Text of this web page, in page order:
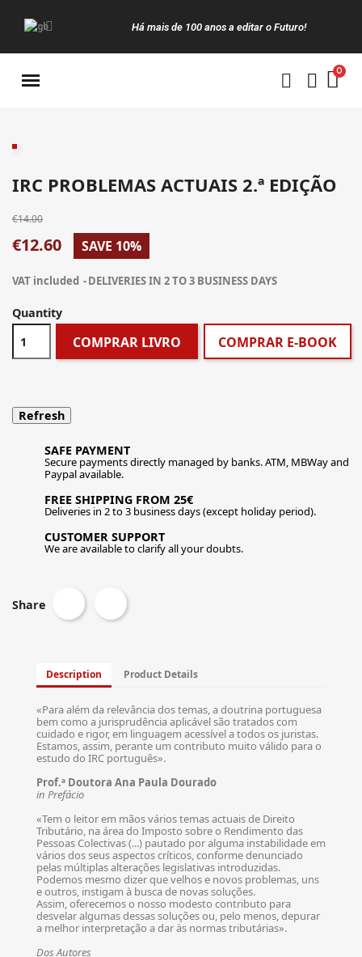
Há mais de 100 anos a editar o Futuro!
IRC PROBLEMAS ACTUAIS 2.ª EDIÇÃO
€14.00
€12.60 SAVE 10%
VAT included DELIVERIES IN 2 TO 3 BUSINESS DAYS
Quantity
COMPRAR LIVRO COMPRAR E-BOOK
SAFE PAYMENT
Secure payments directly managed by banks. ATM, MBWay and
Paypal available.
FREE SHIPPING FROM 25€
Deliveries in 2 to 3 business days (except holiday period).
CUSTOMER SUPPORT
We are available to clarify all your doubts.
Share
Description Product Details
«Para além da relevância dos temas, a doutrina portuguesa
bem como a jurisprudência aplicável são tratados com
cuidado e rigor, em linguagem acessível a todos os juristas.
Estamos, assim, perante um contributo muito válido para o
estudo do IRC português».
Prof.ª Doutora Ana Paula Dourado
in Prefácio
«Tem o leitor em mãos vários temas actuais de Direito
Tributário, na área do Imposto sobre o Rendimento das
Pessoas Colectivas (...) pautado por alguma instabilidade em
vários dos seus aspectos críticos, conforme denunciado
pelas múltiplas alterações legislativas introduzidas.
Podemos mesmo dizer que velhos e novos problemas, uns
e outros, instigam à busca de novas soluções.
Assim, oferecemos o nosso modesto contributo para
desvelar algumas dessas soluções ou, pelo menos, depurar
a melhor interpretação a dar às normas tributárias».
Dos Autores